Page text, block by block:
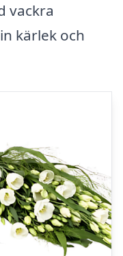
vackra
kärlek och